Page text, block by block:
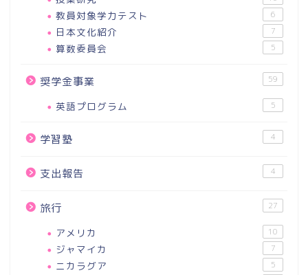
教員対象学力テスト 6
日本文化紹介 7
算数委員会 5
奨学金事業 59
英語プログラム 5
学習塾 4
支出報告 4
旅行 27
アメリカ 10
ジャマイカ 7
ニカラグア 5